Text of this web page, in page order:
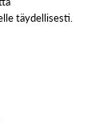
täydellisesti.